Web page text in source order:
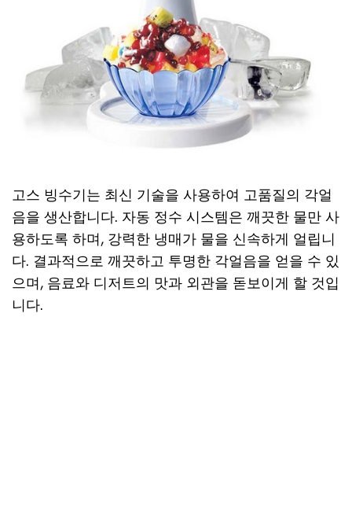
고스 빙수기는 최신 기술을 사용하여 고품질의 각얼
음을 생산합니다. 자동 정수 시스템은 깨끗한 물만 사
용하도록 하며, 강력한 냉매가 물을 신속하게 얼립니
다. 결과적으로 깨끗하고 투명한 각얼음을 얻을 수 있
으며, 음료와 디저트의 맛과 외관을 돋보이게 할 것입
니다.